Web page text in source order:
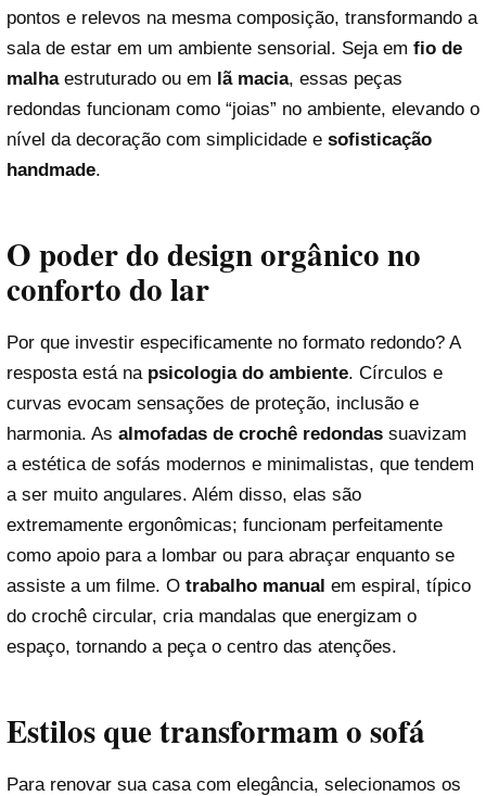
pontos e relevos na mesma composição, transformando a
sala de estar em um ambiente sensorial. Seja em fio de
malhaestruturado ou em lã macia, essas peças
redondas funcionam como “joias” no ambiente, elevando o
nível da decoração com simplicidade e sofisticação
handmade.
O poder do design orgânico no
conforto do lar
Por que investir especificamente no formato redondo? A
resposta está na psicologia do ambiente. Círculos e
curvas evocam sensações de proteção, inclusão e
harmonia. As almofadas de crochê redondas suavizam
a estética de sofás modernos e minimalistas, que tendem
a ser muito angulares. Além disso, elas são
extremamente ergonômicas; funcionam perfeitamente
como apoio para a lombar ou para abraçar enquanto se
assiste a um filme. O trabalho manual em espiral, típico
do crochê circular, cria mandalas que energizam o
espaço, tornando a peça o centro das atenções.
Estilos que transformam o sofá
Para renovar sua casa com elegância, selecionamos os